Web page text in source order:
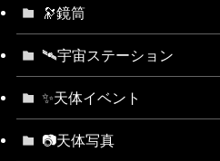
🔭鏡筒
🛰宇宙ステーション
✨天体イベント
📷天体写真